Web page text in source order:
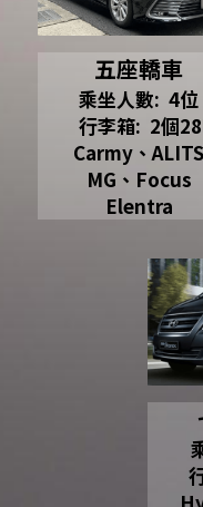
五座轎車
乘坐人數:  4位
行李箱:  2個
Carmy、ALITS
MG、Focus
Elentra